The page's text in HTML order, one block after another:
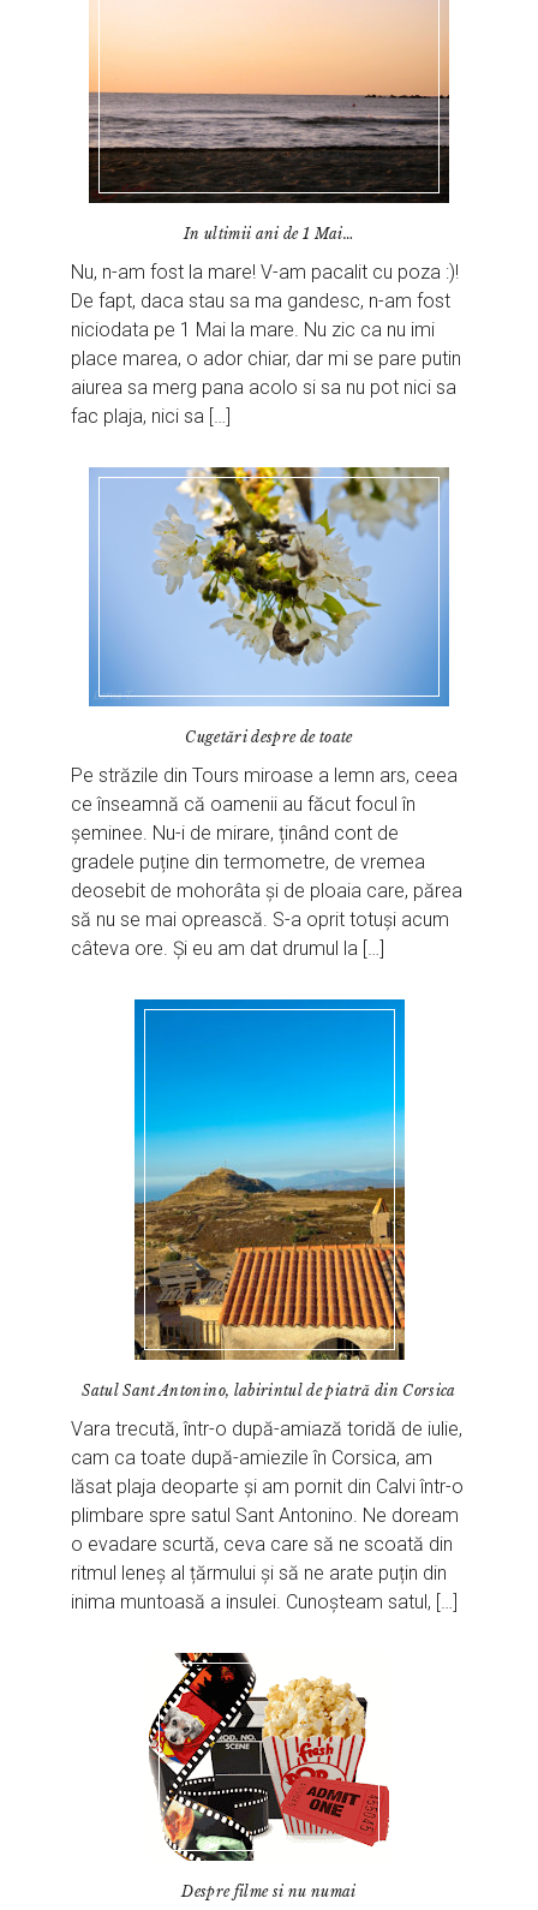
In ultimii ani de 1 Mai…
Nu, n-am fost la mare! V-am pacalit cu poza :)!
De fapt, daca stau sa ma gandesc, n-am fost
niciodata pe 1 Mai la mare. Nu zic ca nu imi
place marea, o ador chiar, dar mi se pare putin
aiurea sa merg pana acolo si sa nu pot nici sa
fac plaja, nici sa […]
Cugetări despre de toate
Pe străzile din Tours miroase a lemn ars, ceea
ce înseamnă că oamenii au făcut focul în
șeminee. Nu-i de mirare, ținând cont de
gradele puține din termometre, de vremea
deosebit de mohorâta și de ploaia care, părea
să nu se mai oprească. S-a oprit totuși acum
câteva ore. Și eu am dat drumul la […]
Satul Sant Antonino, labirintul de piatră din Corsica
Vara trecută, într-o după-amiază toridă de iulie,
cam ca toate după-amiezile în Corsica, am
lăsat plaja deoparte și am pornit din Calvi într-o
plimbare spre satul Sant Antonino. Ne doream
o evadare scurtă, ceva care să ne scoată din
ritmul leneș al țărmului și să ne arate puțin din
inima muntoasă a insulei. Cunoșteam satul, […]
Despre filme si nu numai